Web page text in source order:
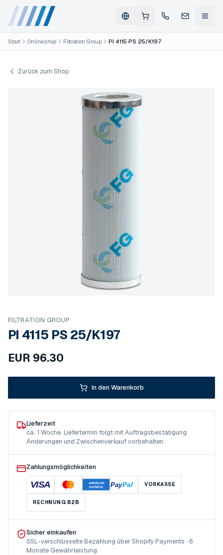
Start Onlineshop Filtration Group PI 4115 PS 25/K197
Zurück zum Shop
FILTRATION GROUP
PI 4115 PS 25/K197
EUR 96.30
In den Warenkorb
Lieferzeit
ca. 1 Woche. Liefertermin folgt mit Auftragsbestätigung.
Änderungen und Zwischenverkauf vorbehalten.
Zahlungsmöglichkeiten
VISA
AMERICAN
EXPRESS
PayPal VORKASSE
RECHNUNG B2B
Sicher einkaufen
SSL-verschlüsselte Bezahlung über Shopify Payments · 6
Monate Gewährleistung